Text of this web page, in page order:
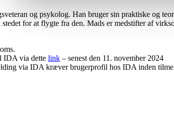
og psykolog. Han bruger sin praktiske og
for at flygte fra den. Mads er medstifter af
IDA via dette link – senest den 11. november 2024
via IDA kræver brugerprofil hos IDA inden